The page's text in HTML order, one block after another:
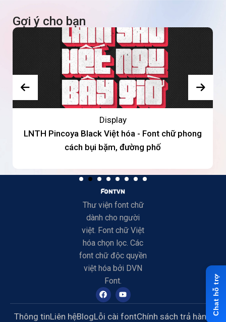
Gợi ý cho bạn
Display
LNTH Pincoya Black Việt hóa - Font chữ phong
cách bụi bặm, đường phố
Thư viện font chữ
dành cho người
việt. Font chữ Việt
hóa chọn lọc. Các
font chữ độc quyền
việt hóa bởi DVN
Font.
Thông tinLiên hệBlogLỗi cài fontChính sách trả hàng